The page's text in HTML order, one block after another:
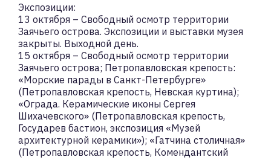
Экспозиции:
13 октября – Свободный осмотр территории
Заячьего острова. Экспозиции и выставки музея
закрыты. Выходной день.
15 октября – Свободный осмотр территории
Заячьего острова; Петропавловская крепость:
«Морские парады в Санкт-Петербурге»
(Петропавловская крепость, Невская куртина);
«Ограда. Керамические иконы Сергея
Шихачевского» (Петропавловская крепость,
Государев бастион, экспозиция «Музей
архитектурной керамики»); «Гатчина столичная»
(Петропавловская крепость, Комендантский